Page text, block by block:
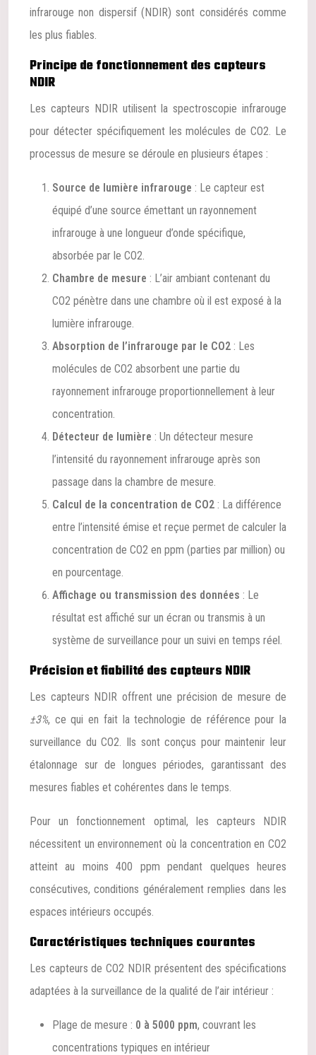
infrarouge non dispersif (NDIR) sont considérés comme
les plus fiables.
Principe de fonctionnement des capteurs
NDIR
Les capteurs NDIR utilisent la spectroscopie infrarouge
pour détecter spécifiquement les molécules de CO2. Le
processus de mesure se déroule en plusieurs étapes :
Source de lumière infrarouge : Le capteur est
équipé d’une source émettant un rayonnement
infrarouge à une longueur d’onde spécifique,
absorbée par le CO2.
Chambre de mesure : L’air ambiant contenant du
CO2 pénètre dans une chambre où il est exposé à la
lumière infrarouge.
Absorption de l’infrarouge par le CO2 : Les
molécules de CO2 absorbent une partie du
rayonnement infrarouge proportionnellement à leur
concentration.
Détecteur de lumière : Un détecteur mesure
l’intensité du rayonnement infrarouge après son
passage dans la chambre de mesure.
Calcul de la concentration de CO2 : La différence
entre l’intensité émise et reçue permet de calculer la
concentration de CO2 en ppm (parties par million) ou
en pourcentage.
Affichage ou transmission des données : Le
résultat est affiché sur un écran ou transmis à un
système de surveillance pour un suivi en temps réel.
Précision et fiabilité des capteurs NDIR
Les capteurs NDIR offrent une précision de mesure de
±3%, ce qui en fait la technologie de référence pour la
surveillance du CO2. Ils sont conçus pour maintenir leur
étalonnage sur de longues périodes, garantissant des
mesures fiables et cohérentes dans le temps.
Pour un fonctionnement optimal, les capteurs NDIR
nécessitent un environnement où la concentration en CO2
atteint au moins 400 ppm pendant quelques heures
consécutives, conditions généralement remplies dans les
espaces intérieurs occupés.
Caractéristiques techniques courantes
Les capteurs de CO2 NDIR présentent des spécifications
adaptées à la surveillance de la qualité de l’air intérieur :
Plage de mesure : 0 à 5000 ppm, couvrant les
concentrations typiques en intérieur